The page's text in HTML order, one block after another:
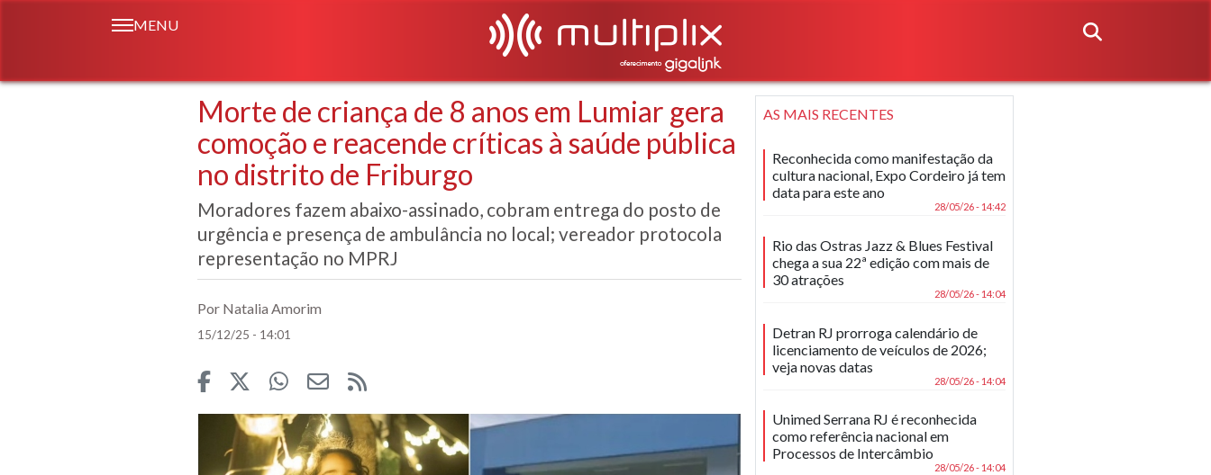
MENU
Morte de criança de 8 anos em Lumiar gera
comoção e reacende críticas à saúde pública
no distrito de Friburgo
Moradores fazem abaixo-assinado, cobram entrega do posto de
urgência e presença de ambulância no local; vereador protocola
representação no MPRJ
Por Natalia Amorim
15/12/25 - 14:01
AS MAIS RECENTES
Reconhecida como manifestação da
cultura nacional, Expo Cordeiro já tem
data para este ano
28/05/26 - 14:42
Rio das Ostras Jazz & Blues Festival
chega a sua 22ª edição com mais de
30 atrações
28/05/26 - 14:04
Detran RJ prorroga calendário de
licenciamento de veículos de 2026;
veja novas datas
28/05/26 - 14:04
Unimed Serrana RJ é reconhecida
como referência nacional em
Processos de Intercâmbio
28/05/26 - 14:04